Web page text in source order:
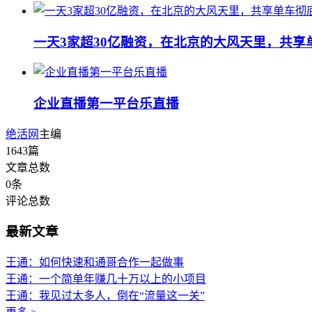
一天3家超30亿融资，在北京的大风天里，共享
企业直播第一平台乐直播
绝活网 主编
1643篇
文章总数
0条
评论总数
最新文章
王通：如何快速和通哥合作一起做事
王通：一个简单年赚几十万以上的小项目
王通：我见过太多人，倒在“流量这一关”